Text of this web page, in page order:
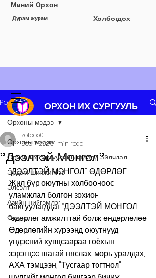
Дүрэм журам
Миний Орхон
Холбогдох
ОРХОН ИХ СУРГУУЛЬ
Post
Орхоны мэдээ
Орхон их сургуулийн гадаад айлчлал
Эрдэм шинжилгээ
Элсэлт
Азийн нийгэмлэг
Оюутан
Орхоны мэдээ
"Дээлтэй Монгол"
zolboo0
Dec 7, 20251 min read
"ДЭЭЛТЭЙ МОНГОЛ" ӨДӨРЛӨГ
Жил бүр оюутны холбооноос
уламжлал болгон зохион
байгуулагддаг “ДЭЭЛТЭЙ МОНГОЛ
“өдөрлөг амжилттай болж өндөрлөлөө.
Өдөрлөгийн хүрээнд оюутнууд
үндэсний хувцсаараа гоёхын
зэрэгцээ шагай няслах, морь уралдах,
АХА тэмцээн, "Тусгаар тогтнол"